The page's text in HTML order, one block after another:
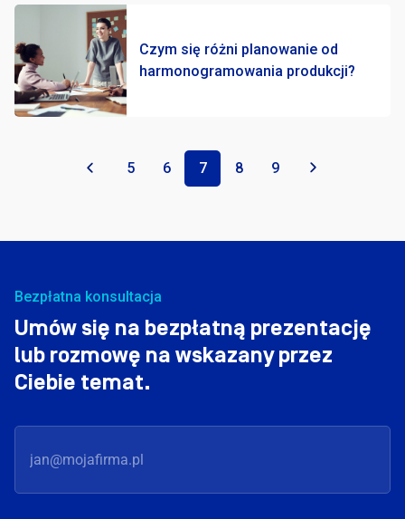
Czym się różni planowanie od
harmonogramowania produkcji?
« 5 6 7 8 9 »
Bezpłatna konsultacja
Umów się na bezpłatną prezentację
lub rozmowę na wskazany przez
Ciebie temat.